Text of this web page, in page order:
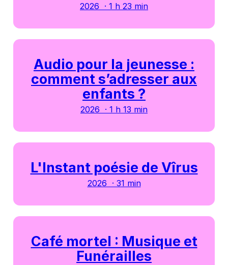
2026 · 1 h 23 min
Audio pour la jeunesse :
comment s’adresser aux
enfants ?
2026 · 1 h 13 min
L'Instant poésie de Vîrus
2026 · 31 min
Café mortel : Musique et
Funérailles